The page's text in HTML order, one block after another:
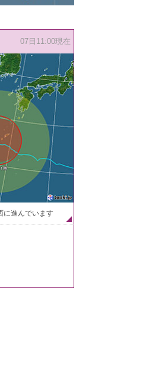
07日11:00現在
に進んでいます